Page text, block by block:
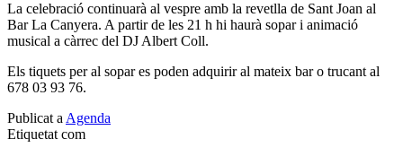
La celebració continuarà al vespre amb la revetlla de Sant Joan al
Bar La Canyera. A partir de les 21 h hi haurà sopar i animació
musical a càrrec del DJ Albert Coll.
Els tiquets per al sopar es poden adquirir al mateix bar o trucant al
678 03 93 76.
Publicat a Agenda
Etiquetat com